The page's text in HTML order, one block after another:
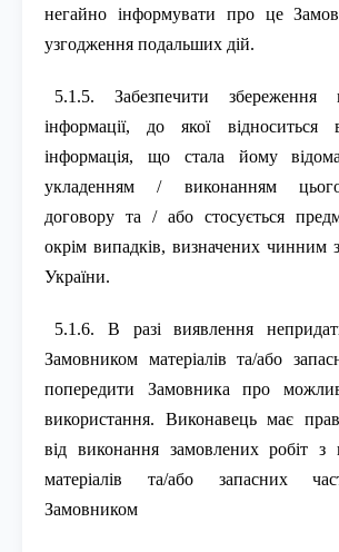
негайно інформувати про це
узгодження подальших дій.
5.1.5. Забезпечити збереження
інформації, до якої
інформація, що стала йому
укладенням / виконанням
договору та / або стосується
окрім випадків, визначених чинним
України.
5.1.6. В разі виявлення
Замовником матеріалів та/або
попередити Замовника про
використання. Виконавець має
від виконання замовлених робіт з
матеріалів та/або запасних
Замовником